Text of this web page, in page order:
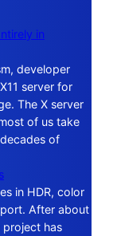
in
developer
server for
The X server
of us take
of
in HDR, color
After about
project has